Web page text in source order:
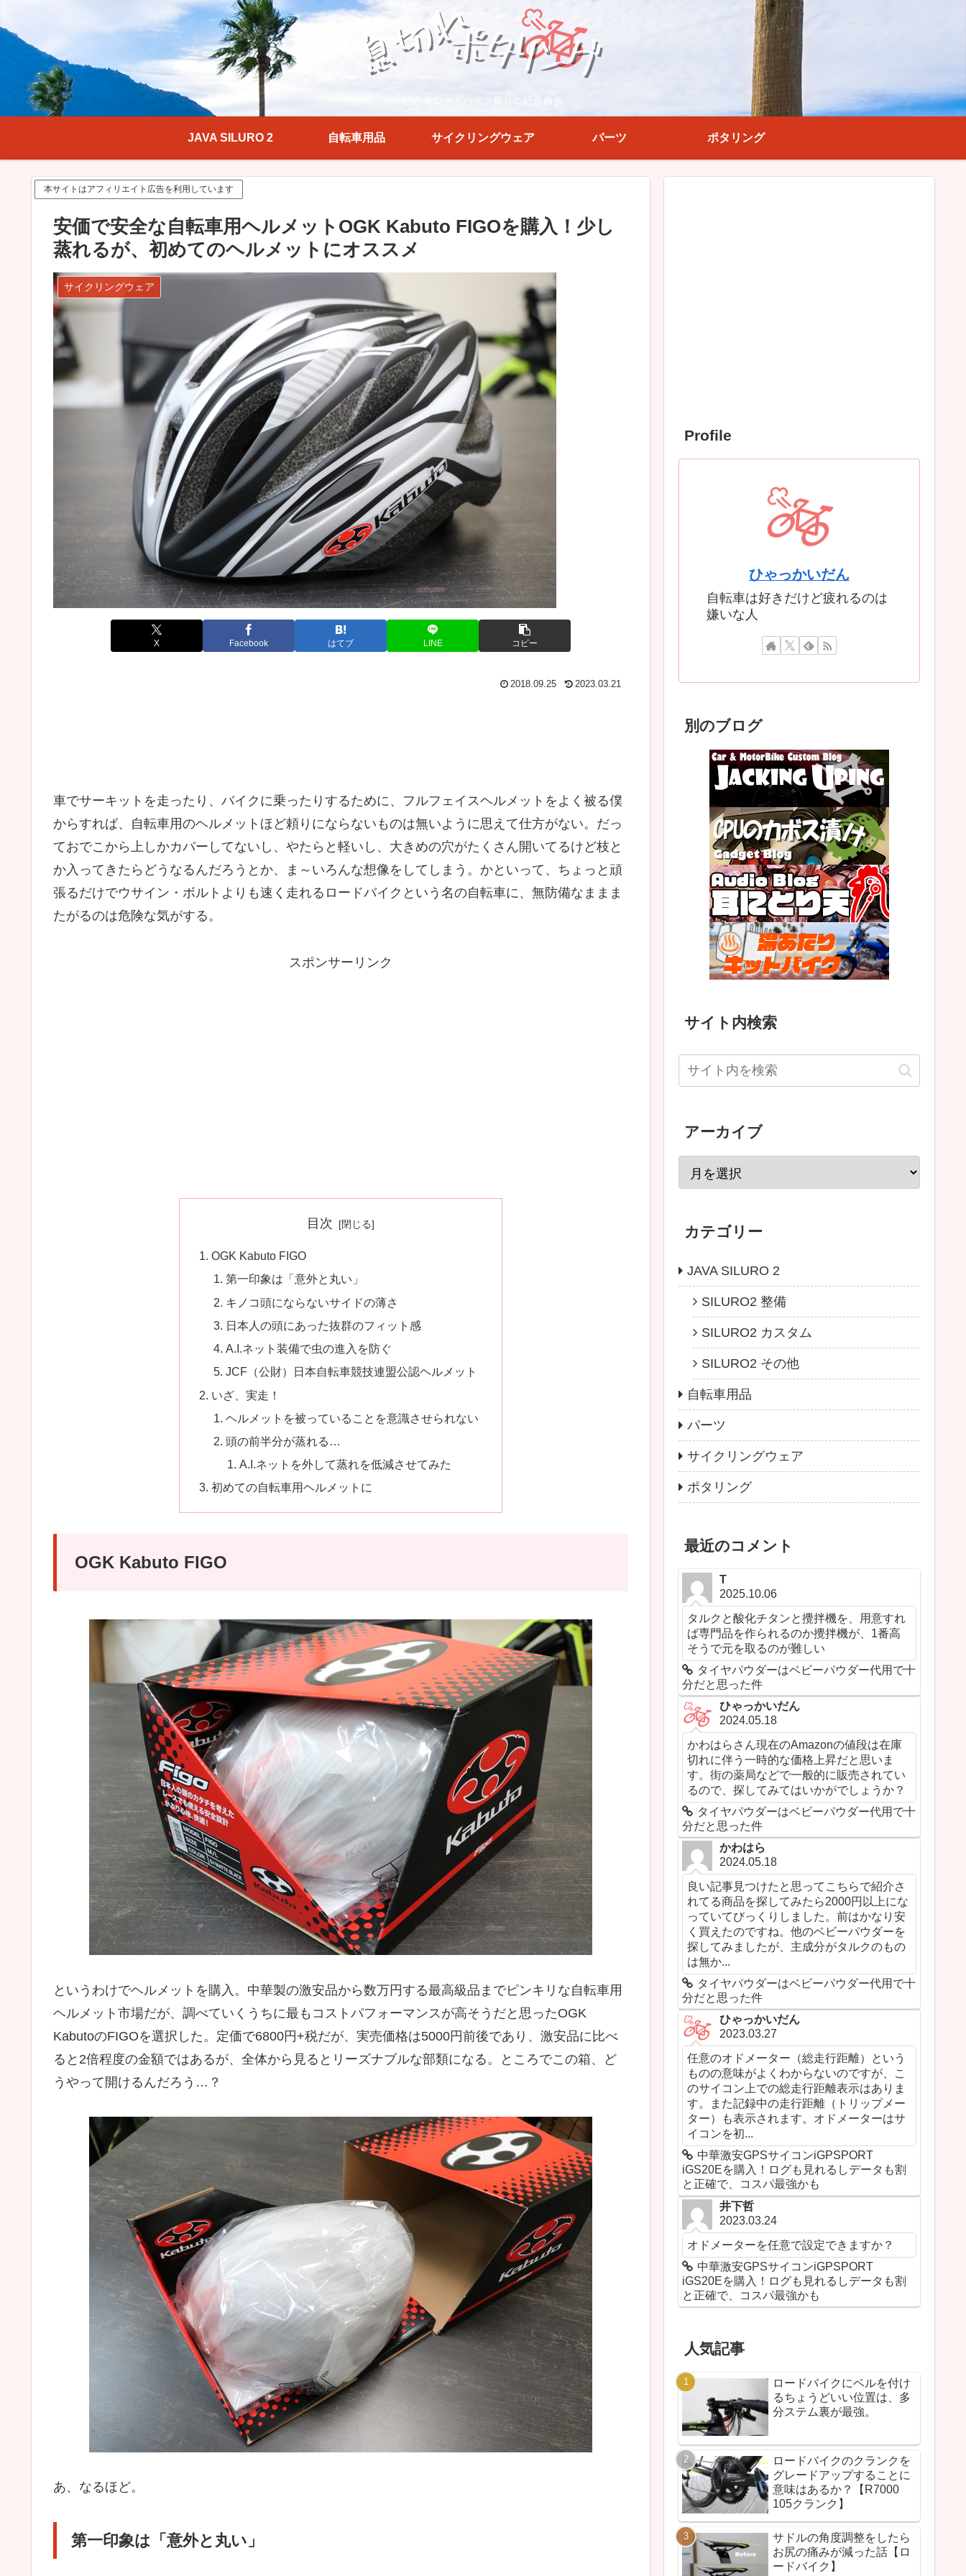
初心者ロードバイク乗りの紆余曲折
JAVA SILURO 2 自転車用品 サイクリングウェア パーツ ポタリング
本サイトはアフィリエイト広告を利用しています
安価で安全な自転車用ヘルメットOGK Kabuto FIGOを購入！少し
蒸れるが、初めてのヘルメットにオススメ
サイクリングウェア
X Facebook はてブ LINE コピー
2018.09.25 2023.03.21
車でサーキットを走ったり、バイクに乗ったりするために、フルフェイスヘルメットをよく被る僕
からすれば、自転車用のヘルメットほど頼りにならないものは無いように思えて仕方がない。だっ
ておでこから上しかカバーしてないし、やたらと軽いし、大きめの穴がたくさん開いてるけど枝と
か入ってきたらどうなるんだろうとか、ま～いろんな想像をしてしまう。かといって、ちょっと頑
張るだけでウサイン・ボルトよりも速く走れるロードバイクという名の自転車に、無防備なままま
たがるのは危険な気がする。
スポンサーリンク
目次
OGK Kabuto FIGO
第一印象は「意外と丸い」
キノコ頭にならないサイドの薄さ
日本人の頭にあった抜群のフィット感
A.I.ネット装備で虫の進入を防ぐ
JCF（公財）日本自転車競技連盟公認ヘルメット
いざ、実走！
ヘルメットを被っていることを意識させられない
頭の前半分が蒸れる…
A.I.ネットを外して蒸れを低減させてみた
初めての自転車用ヘルメットに
OGK Kabuto FIGO
というわけでヘルメットを購入。中華製の激安品から数万円する最高級品までピンキリな自転車用
ヘルメット市場だが、調べていくうちに最もコストパフォーマンスが高そうだと思ったOGK
KabutoのFIGOを選択した。定価で6800円+税だが、実売価格は5000円前後であり、激安品に比べ
ると2倍程度の金額ではあるが、全体から見るとリーズナブルな部類になる。ところでこの箱、ど
うやって開けるんだろう…？
あ、なるほど。
第一印象は「意外と丸い」
Profile
ひゃっかいだん
自転車は好きだけど疲れるのは
嫌いな人
別のブログ
サイト内検索
アーカイブ
カテゴリー
JAVA SILURO 2
SILURO2 整備
SILURO2 カスタム
SILURO2 その他
自転車用品
パーツ
サイクリングウェア
ポタリング
最近のコメント
T
2025.10.06
タルクと酸化チタンと攪拌機を、用意すれ
ば専門品を作られるのか攪拌機が、1番高
そうで元を取るのが難しい
タイヤパウダーはベビーパウダー代用で十
分だと思った件
ひゃっかいだん
2024.05.18
かわはらさん現在のAmazonの値段は在庫
切れに伴う一時的な価格上昇だと思いま
す。街の薬局などで一般的に販売されてい
るので、探してみてはいかがでしょうか？
タイヤパウダーはベビーパウダー代用で十
分だと思った件
かわはら
2024.05.18
良い記事見つけたと思ってこちらで紹介さ
れてる商品を探してみたら2000円以上にな
っていてびっくりしました。前はかなり安
く買えたのですね。他のベビーパウダーを
探してみましたが、主成分がタルクのもの
は無か...
タイヤパウダーはベビーパウダー代用で十
分だと思った件
ひゃっかいだん
2023.03.27
任意のオドメーター（総走行距離）という
ものの意味がよくわからないのですが、こ
のサイコン上での総走行距離表示はありま
す。また記録中の走行距離（トリップメー
ター）も表示されます。オドメーターはサ
イコンを初...
中華激安GPSサイコンiGPSPORT
iGS20Eを購入！ログも見れるしデータも割
と正確で、コスパ最強かも
井下哲
2023.03.24
オドメーターを任意で設定できますか？
中華激安GPSサイコンiGPSPORT
iGS20Eを購入！ログも見れるしデータも割
と正確で、コスパ最強かも
人気記事
ロードバイクにベルを付け
るちょうどいい位置は、多
分ステム裏が最強。
ロードバイクのクランクを
グレードアップすることに
意味はあるか？【R7000
105クランク】
サドルの角度調整をしたら
お尻の痛みが減った話【ロ
ードバイク】